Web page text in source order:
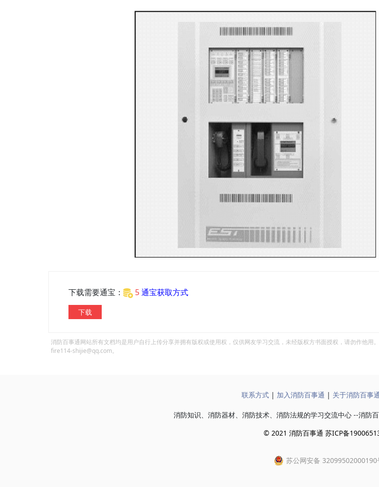
下载需要通宝： 5通宝获取方式
下载
消防百事通网站所有文档均是用户自行上传分享并拥有版权或使用权，仅供网友学习交流，未经版权方书面授权，请勿作他用
fire114-shijie@qq.com。
联系方式 | 加入消防百事通 | 关于消防百事通
消防知识、消防器材、消防技术、消防法规的学习交流中心 --消防
© 2021 消防百事通 苏ICP备
苏公网安备 32099502000190